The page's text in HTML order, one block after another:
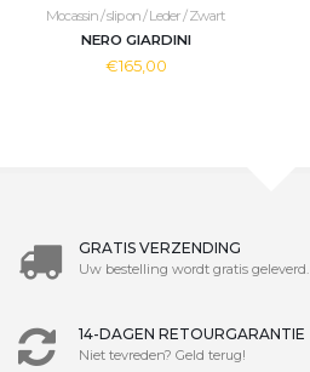
Mocassin / slip on / Leder / Zwart
NERO GIARDINI
€165,00
GRATIS VERZENDING
Uw bestelling wordt gratis geleverd.
14-DAGEN RETOURGARANTIE
Niet tevreden? Geld terug!